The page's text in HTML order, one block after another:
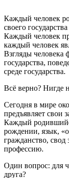
Каждый человек
своего
Каждый человек
каждый человек
Взгляды человека
государства,
среде государства.
Всё верно? Нигде
Сегодня в мире
предъявляет свои
Каждый
рождении, язык,
гражданство,
профессию.
Один вопрос: для
друга?